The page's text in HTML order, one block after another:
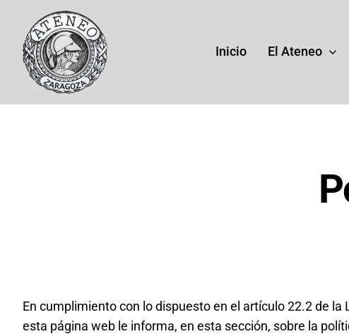
contenido
Inicio El Ateneo
En cumplimiento con lo dispuesto en el artículo 22.2 de
esta página web le informa, en esta sección, sobre la